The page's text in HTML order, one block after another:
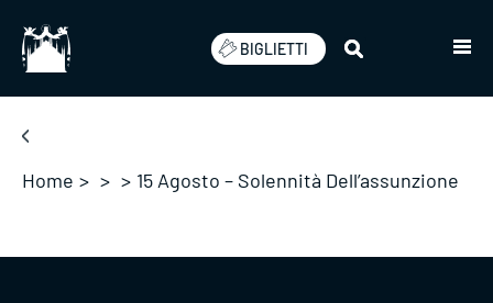
BIGLIETTI
Home > > > 15 Agosto – Solennità Dell’assunzione